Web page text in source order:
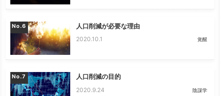
No. 人口削減が必要な理由
2020.10.1 覚醒
No. 人口削減の目的
2020.9.24 陰謀学